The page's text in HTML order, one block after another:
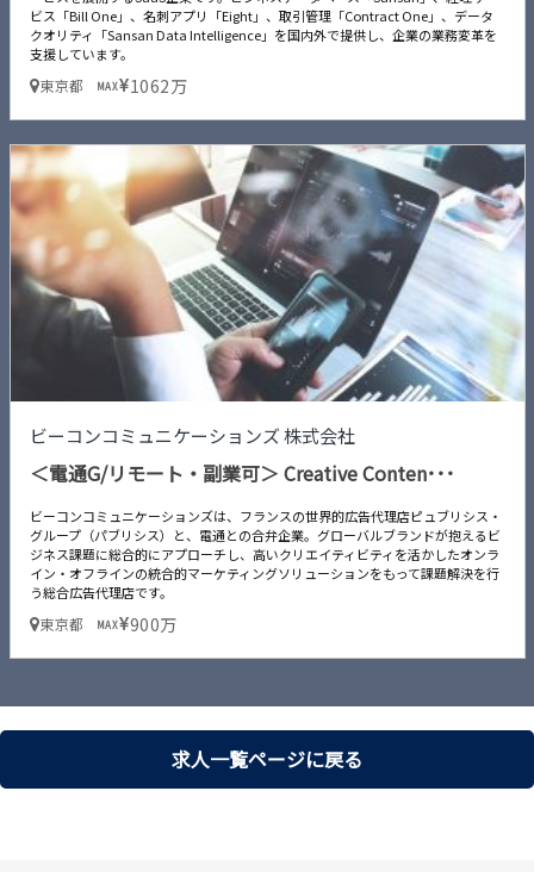
ビス「Bill One」、名刺アプリ「Eight」、取引管理「Contract One」、データ
クオリティ「Sansan Data Intelligence」を国内外で提供し、企業の業務変革を
支援しています。
東京都 MAX 1062万
ビーコンコミュニケーションズ 株式会社
＜電通G/リモート・副業可＞ Creative Conten･･･
ビーコンコミュニケーションズは、フランスの世界的広告代理店ピュブリシス・
グループ（パブリシス）と、電通との合弁企業。グローバルブランドが抱えるビ
ジネス課題に総合的にアプローチし、高いクリエイティビティを活かしたオンラ
イン・オフラインの統合的マーケティングソリューションをもって課題解決を行
う総合広告代理店です。
東京都 MAX 900万
求人一覧ページに戻る